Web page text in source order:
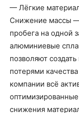
— Лёгкие
Снижение массы
пробега на одной
алюминиевые
позволяют
потерями
компании всё
снижения